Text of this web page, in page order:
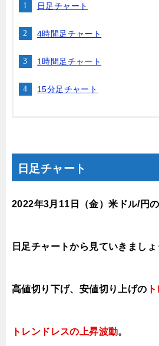
日足チャート
4時間足チャート
1時間足チャート
15分足チャート
日足チャート
2022年3月11 日（金）米ドル/円
日足チャートから見ていきましょ
高値切り下げ、安値切り上げの
トレンドレスの上昇波動。